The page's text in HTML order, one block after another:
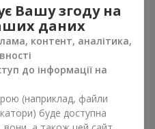
Букет "Казка для двох!"
Замовити
Вашу згоду на
даних
контент, аналітика,
до інформації на
(наприклад, файли
буде доступна